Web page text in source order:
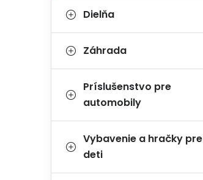
Dielňa
Záhrada
Príslušenstvo pre
automobily
Vybavenie a hračky pre
deti